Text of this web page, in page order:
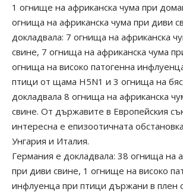
1 огнище на африканска чума при
огнища на африканска чума при диви
докладвала: 7 огнища на африканска
свине, 7 огнища на африканска чума
огнища на високо патогенна
птици от щама H5N1 и 3 огнища на
докладвала 8 огнища на африканска
свине. От държавите в Европейския
интересна е епизоотичната
Унгария и Италия.
Германия е докладвала: 38 огнища на
при диви свине, 1 огнище на високо
инфлуенца при птици държани в плен